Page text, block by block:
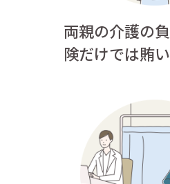
両親の介護の
険だけでは賄